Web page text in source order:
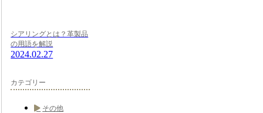
シアリングとは？革製品
の用語を解説
2024.02.27
カテゴリー
その他